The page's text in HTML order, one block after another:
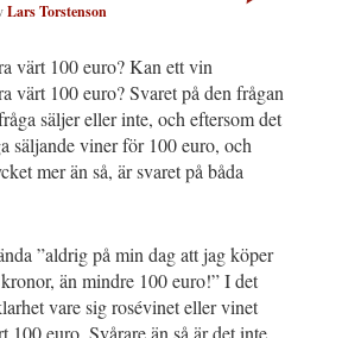
Lars Torstenson
värt 100 euro? Kan ett vin
värt 100 euro? Svaret på den frågan
säljer eller inte, och eftersom det
säljande viner för 100 euro, och
mer än så, är svaret på båda
”aldrig på min dag att jag köper
än mindre 100 euro!” I det
vare sig rosévinet eller vinet